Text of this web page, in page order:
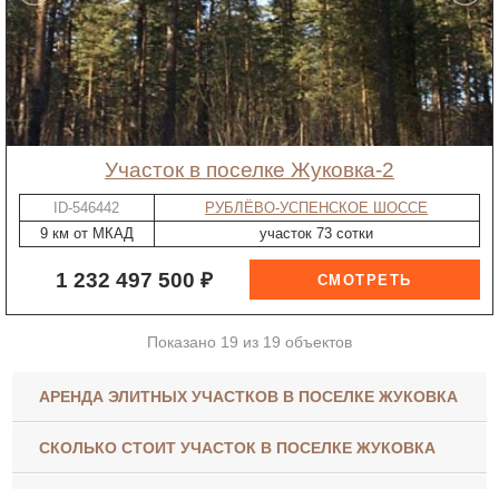
участок в поселке Жуковка-2
ID-546442
РУБЛЁВО-УСПЕНСКОЕ ШОССЕ
9 км от МКАД
участок 73 сотки
1 232 497 500 ₽
Показано 19 из 19 объектов
АРЕНДА ЭЛИТНЫХ УЧАСТКОВ В ПОСЕЛКЕ ЖУКОВКА
СКОЛЬКО СТОИТ УЧАСТОК В ПОСЕЛКЕ ЖУКОВКА